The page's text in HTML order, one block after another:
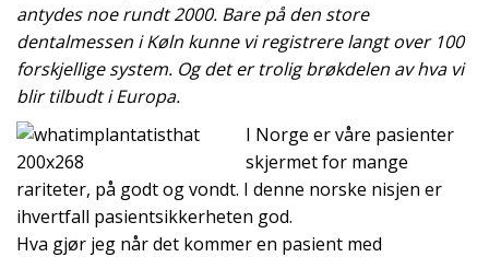
antydes noe rundt 2000. Bare på den store
dentalmessen i Køln kunne vi registrere langt over 100
forskjellige system. Og det er trolig brøkdelen av hva vi
blir tilbudt i Europa.
I Norge er våre pasienter
skjermet for mange
rariteter, på godt og vondt. I denne norske nisjen er
ihvertfall pasientsikkerheten god.
Hva gjør jeg når det kommer en pasient med